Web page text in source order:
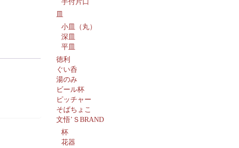
手付片口
小皿（丸）
深皿
平皿
徳利
ぐい呑
湯のみ
ビール杯
ピッチャー
そばちょこ
文悟’ＳBRAND
杯
花器